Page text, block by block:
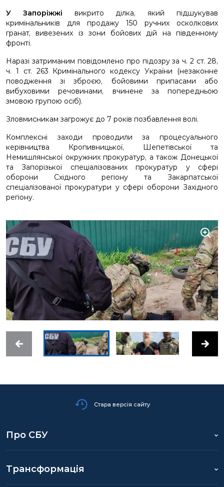
У Запоріжжі викрито ділка, який підшукував
кримінальників для продажу 150 ручних осколкових
гранат, вивезених із зони бойових дій на південному
фронті.
Наразі затриманим повідомлено про підозру за ч. 2 ст. 28,
ч. 1 ст. 263 Кримінального кодексу України (незаконне
поводження зі зброєю, бойовими припасами або
вибуховими речовинами, вчинене за попередньою
змовою групою осіб).
Зловмисникам загрожує до 7 років позбавлення волі.
Комплексні заходи проводили за процесуального
керівництва Кропивницької, Шепетівської та
Немишлянської окружних прокуратур, а також Донецької
та Запорізької спеціалізованих прокуратур у сфері
оборони Східного регіону та Закарпатської
спеціалізованої прокуратури у сфері оборони Західного
регіону.
Стара версія сайту
Про СБУ
Трансформація